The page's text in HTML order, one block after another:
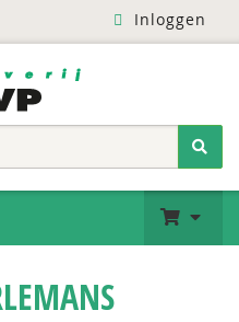
Inloggen